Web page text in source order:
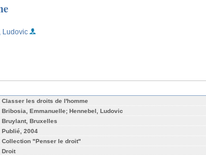
Ludovic
Classer les droits de l'homme
Bribosia, Emmanuelle; Hennebel, Ludovic
Bruylant, Bruxelles
Publié, 2004
Collection "Penser le droit"
Droit